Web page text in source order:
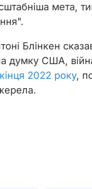
мета,
Блінкен
думку США,
2022 року,